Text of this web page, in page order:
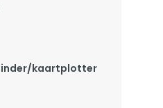
kaartplotter